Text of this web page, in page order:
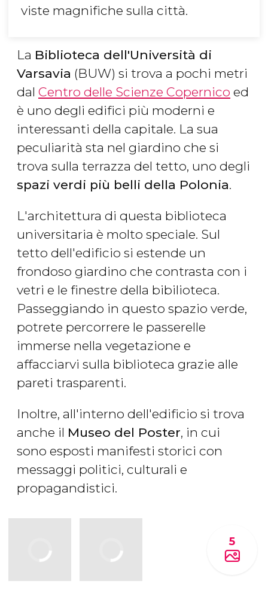
viste magnifiche sulla città.
La Biblioteca dell'Università di
Varsavia (BUW) si trova a pochi metri
dal Centro delle Scienze Copernico ed
è uno degli edifici più moderni e
interessanti della capitale. La sua
peculiarità sta nel giardino che si
trova sulla terrazza del tetto, uno degli
spazi verdi più belli della Polonia.
L'architettura di questa biblioteca
universitaria è molto speciale. Sul
tetto dell'edificio si estende un
frondoso giardino che contrasta con i
vetri e le finestre della bibilioteca.
Passeggiando in questo spazio verde,
potrete percorrere le passerelle
immerse nella vegetazione e
affacciarvi sulla biblioteca grazie alle
pareti trasparenti.
Inoltre, all'interno dell'edificio si trova
anche il Museo del Poster, in cui
sono esposti manifesti storici con
messaggi politici, culturali e
propagandistici.
5